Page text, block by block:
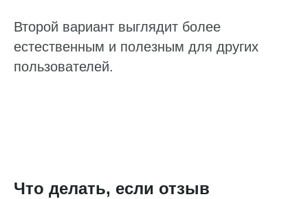
Второй вариант выглядит более
естественным и полезным для других
пользователей.
Что делать, если отзыв